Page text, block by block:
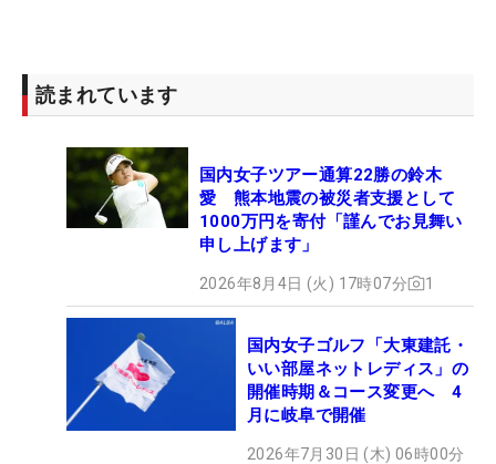
読まれています
国内女子ツアー通算22勝の鈴木
愛 熊本地震の被災者支援として
1000万円を寄付「謹んでお見舞い
申し上げます」
2026年8月4日 (火) 17時07分 1
国内女子ゴルフ「大東建託・
いい部屋ネットレディス」の
開催時期＆コース変更へ 4
月に岐阜で開催
2026年7月30日 (木) 06時00分